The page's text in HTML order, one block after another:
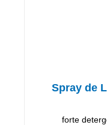
Spray de
forte